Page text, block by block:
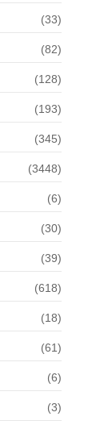
(33)
(82)
(128)
(193)
(345)
(3448)
(6)
(30)
(39)
(618)
(18)
(61)
(6)
(3)